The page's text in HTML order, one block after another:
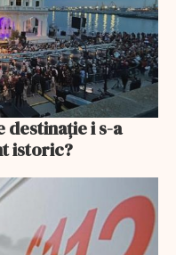
destinație i s-a
istoric?